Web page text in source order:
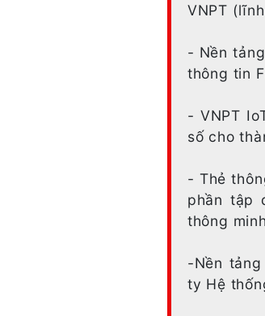
VNPT
- Nền
thông tin
- VNPT
số cho
- Thẻ
phần tập
thông
-Nền tảng
ty Hệ